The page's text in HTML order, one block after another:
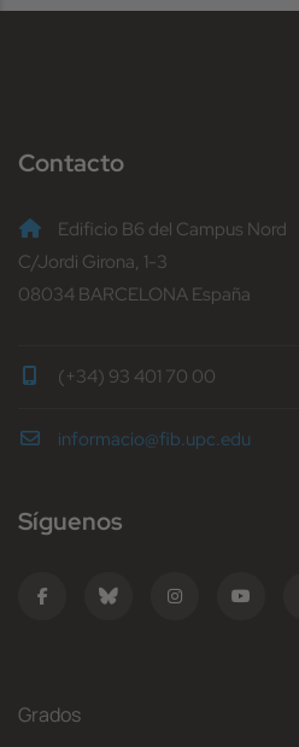
Contacto
Edificio B6 del Campus Nord
C/Jordi Girona, 1-3
08034 BARCELONA España
(+34) 93 401 70 00
informacio@fib.upc.edu
Síguenos
Grados